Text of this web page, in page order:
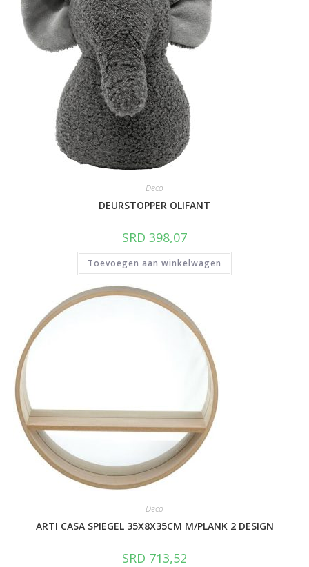
Deco
DEURSTOPPER OLIFANT
SRD 398,07
Toevoegen aan winkelwagen
Deco
ARTI CASA SPIEGEL 35X8X35CM M/PLANK 2 DESIGN
SRD 713,52